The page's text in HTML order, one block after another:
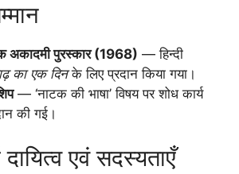
अकादमी पुरस्कार (1968) — हिन्दी
का एक दिनके लिए प्रदान किया गया।
— ‘नाटक की भाषा’ विषय पर शोध कार्य
की गई।
दायित्व एवं सदस्यताएँ